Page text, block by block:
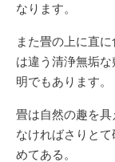
なります。
また畳の上に直
は違う清浄無垢
明でもあります。
畳は自然の趣を
なければさりと
めてある。